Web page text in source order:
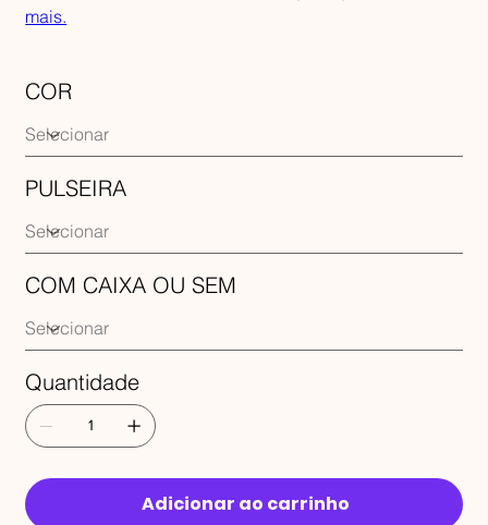
mais.
COR
PULSEIRA
COM CAIXA OU SEM
Quantidade
Adicionar ao carrinho